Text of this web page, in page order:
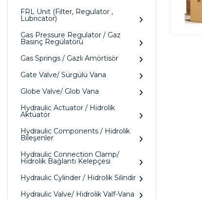
FRL Unit (Filter, Regulator ,
Lubricator)
Gas Pressure Regulator / Gaz
Basınç Regülatörü
Gas Springs / Gazlı Amörtisör
Gate Valve/ Sürgülü Vana
Globe Valve/ Glob Vana
Hydraulic Actuator / Hidrolik
Aktüatör
Hydraulic Components / Hidrolik
Bileşenler
Hydraulic Connection Clamp/
Hidrolik Bağlantı Kelepçesi
Hydraulic Cylinder / Hidrolik Silindir
Hydraulic Valve/ Hidrolik Valf-Vana